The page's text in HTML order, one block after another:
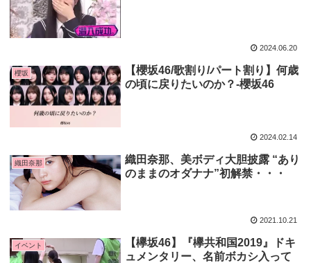
2024.06.20
櫻坂
【櫻坂46/歌割り/パート割り】何歳
の頃に戻りたいのか？-櫻坂46
2024.02.14
織田奈那
織田奈那、美ボディ大胆披露 “あり
のままのオダナナ”初解禁・・・
2021.10.21
イベント
【欅坂46】『欅共和国2019』ドキ
ュメンタリー、名前ボカシ入って